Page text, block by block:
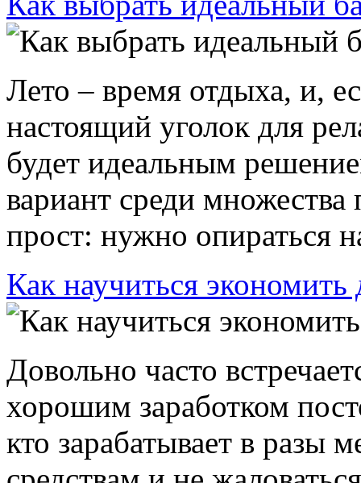
Лето – время отдыха, и,
настоящий уголок для
будет идеальным
вариант среди
прост: нужно опираться
Как научиться экономить
Довольно часто
хорошим заработком
кто зарабатывает в разы